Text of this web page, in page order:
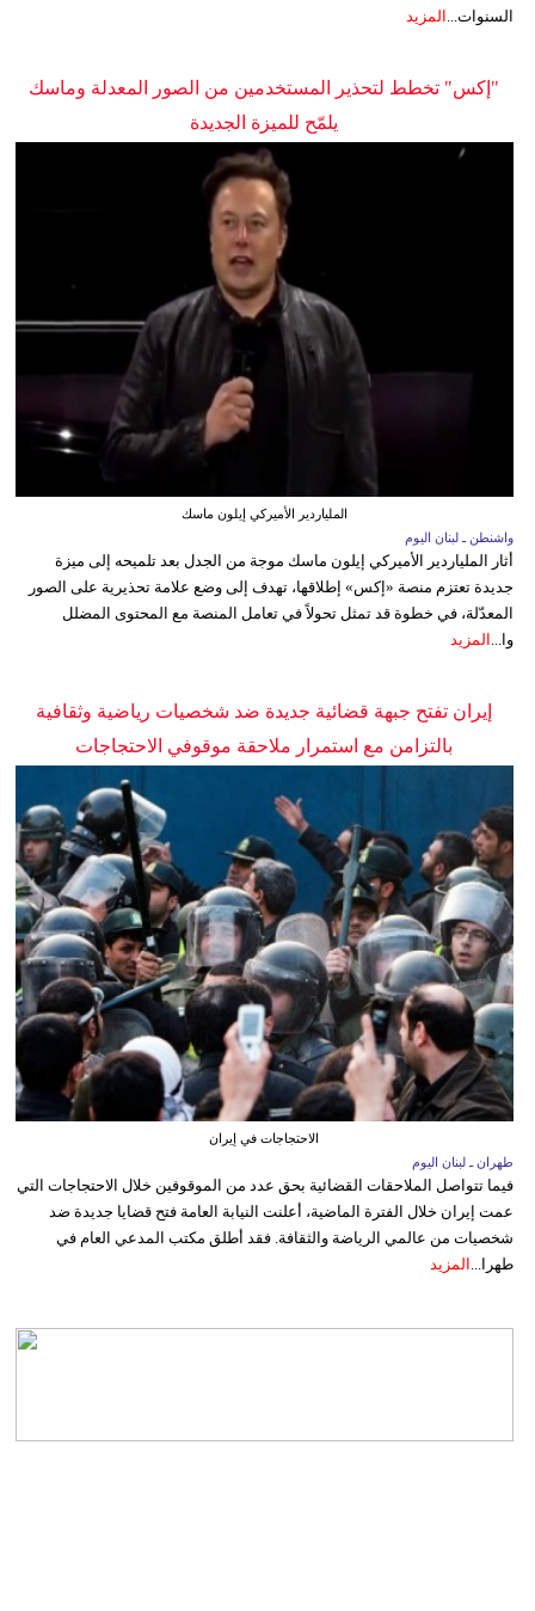
السنوات... المزيد
"إكس" تخطط لتحذير المستخدمين من الصور المعدلة وماسك
يلمّح للميزة الجديدة
الملياردير الأميركي إيلون ماسك
واشنطن ـ لبنان اليوم
أثار الملياردير الأميركي إيلون ماسك موجة من الجدل بعد تلميحه إلى ميزة
جديدة تعتزم منصة «إكس» إطلاقها، تهدف إلى وضع علامة تحذيرية على الصور
المعدّلة، في خطوة قد تمثل تحولاً في تعامل المنصة مع المحتوى المضلل
وا... المزيد
إيران تفتح جبهة قضائية جديدة ضد شخصيات رياضية وثقافية
بالتزامن مع استمرار ملاحقة موقوفي الاحتجاجات
الاحتجاجات في إيران
طهران ـ لبنان اليوم
فيما تتواصل الملاحقات القضائية بحق عدد من الموقوفين خلال الاحتجاجات التي
عمت إيران خلال الفترة الماضية، أعلنت النيابة العامة فتح قضايا جديدة ضد
شخصيات من عالمي الرياضة والثقافة. فقد أطلق مكتب المدعي العام في
طهرا... المزيد